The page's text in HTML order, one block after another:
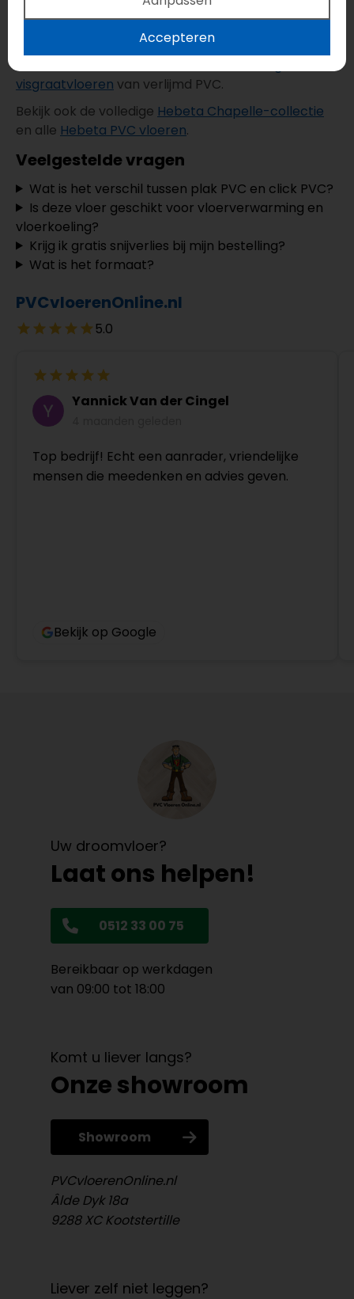
extra marge voor zaag- en snijwerk en voorkom je
onnodige tekorten tijdens het leggen.
visgraatvloeren van verlijmd PVC.
Bekijk ook de volledige Hebeta Chapelle-collectie
en alle Hebeta PVC vloeren.
Veelgestelde vragen
Wat is het verschil tussen plak PVC en click PVC?
Is deze vloer geschikt voor vloerverwarming en
vloerkoeling?
Krijg ik gratis snijverlies bij mijn bestelling?
Wat is het formaat?
PVCvloerenOnline.nl
5.0
Yannick Van der Cingel
Top bedrijf! Echt een aanrader, vriendelijke
mensen die meedenken en advies geven.
Bekijk op Google
Accepteren
Uw droomvloer?
Laat ons helpen!
0512 33 00 75
Bereikbaar op werkdagen
van 09:00 tot 18:00
Komt u liever langs?
Onze showroom
Showroom
PVCvloerenOnline.nl
Âlde Dyk 18a
9288 XC Kootstertille
Liever zelf niet leggen?